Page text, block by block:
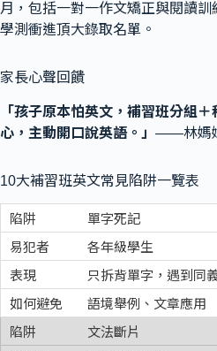
月，包括一對一作文矯正與閱讀訓
學測衝進頂大錄取名單。
家長心聲回饋
「孩子原本怕英文，補習班分組
心，主動開口說英語。」 ——林媽
10大補習班英文常見陷阱一覽表
單字死記
各年級學生
只拆背單字，遇到同
語境舉例、文章應用
文法斷片